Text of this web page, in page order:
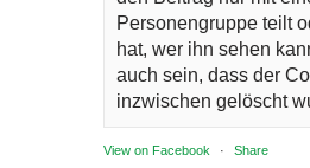
Personengruppe teilt
hat, wer ihn sehen
auch sein, dass der
inzwischen gelöscht
View on Facebook · Share